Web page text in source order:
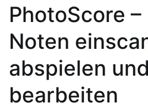
PhotoScore –
Noten
abspielen und
bearbeiten